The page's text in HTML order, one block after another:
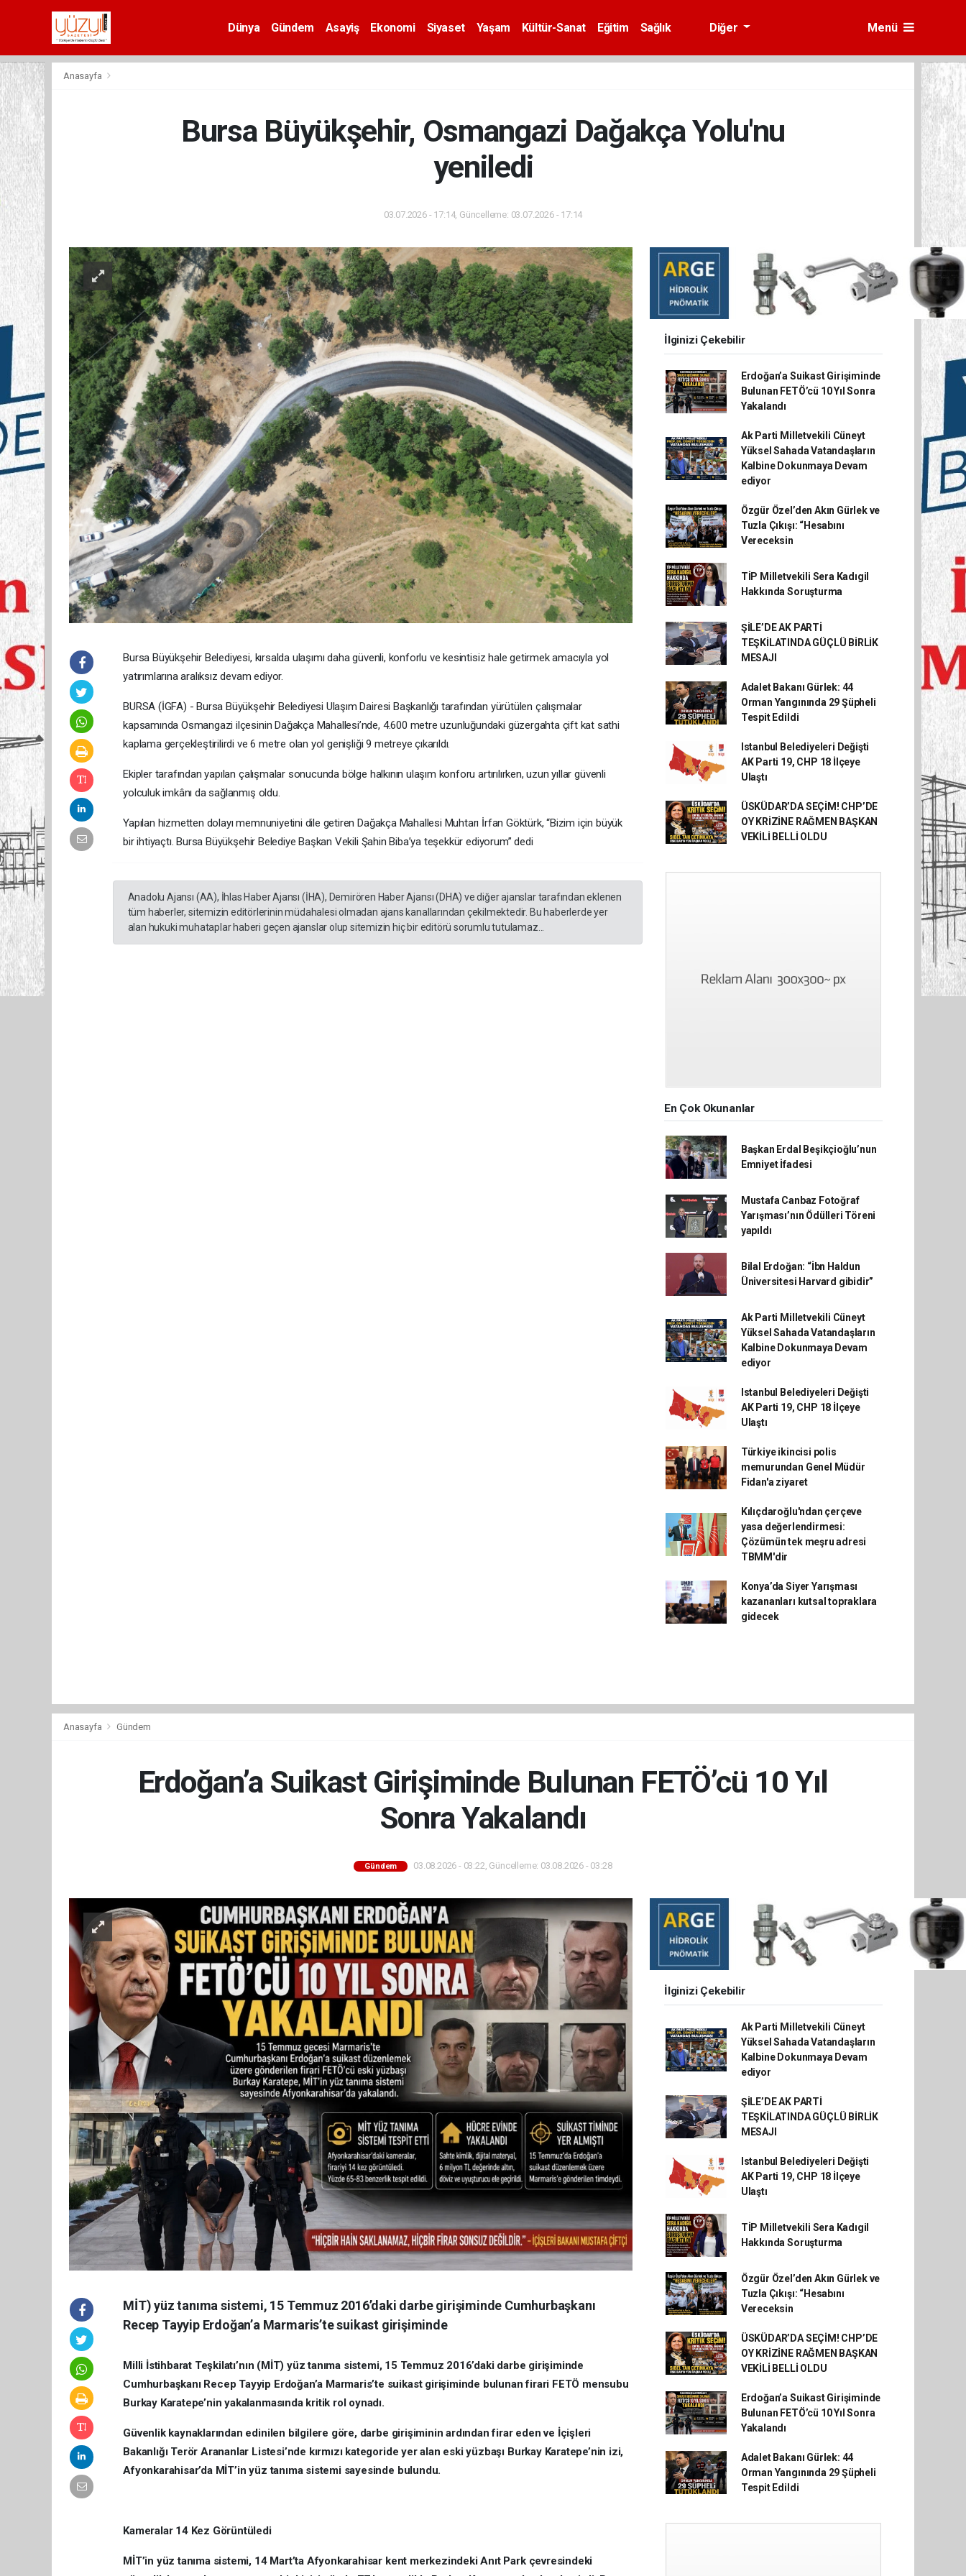
Dünya Gündem Asayiş Ekonomi Siyaset Yaşam Kültür-Sanat Eğitim
Sağlık
Diğer Menü
Anasayfa
Bursa Büyükşehir, Osmangazi Dağakça Yolu'nu
yeniledi
03.07.2026 - 17:14, Güncelleme: 03.07.2026 - 17:14
Bursa Büyükşehir Belediyesi, kırsalda ulaşımı daha güvenli, konforlu ve kesintisiz hale getirmek amacıyla yol
yatırımlarına aralıksız devam ediyor.
BURSA (İGFA) - Bursa Büyükşehir Belediyesi Ulaşım Dairesi Başkanlığı tarafından yürütülen çalışmalar
kapsamında Osmangazi ilçesinin Dağakça Mahallesi’nde, 4.600 metre uzunluğundaki güzergahta çift kat sathi
kaplama gerçekleştirilirdi ve 6 metre olan yol genişliği 9 metreye çıkarıldı.
Ekipler tarafından yapılan çalışmalar sonucunda bölge halkının ulaşım konforu artırılırken, uzun yıllar güvenli
yolculuk imkânı da sağlanmış oldu.
Yapılan hizmetten dolayı memnuniyetini dile getiren Dağakça Mahallesi Muhtarı İrfan Göktürk, “Bizim için büyük
bir ihtiyaçtı. Bursa Büyükşehir Belediye Başkan Vekili Şahin Biba’ya teşekkür ediyorum” dedi
Anadolu Ajansı (AA), İhlas Haber Ajansı (İHA), Demirören Haber Ajansı (DHA) ve diğer ajanslar tarafından eklenen
tüm haberler, sitemizin editörlerinin müdahalesi olmadan ajans kanallarından çekilmektedir. Bu haberlerde yer
alan hukuki muhataplar haberi geçen ajanslar olup sitemizin hiç bir editörü sorumlu tutulamaz...
İlginizi Çekebilir
Erdoğan’a Suikast Girişiminde
Bulunan FETÖ’cü 10 Yıl Sonra
Yakalandı
Ak Parti Milletvekili Cüneyt
Yüksel Sahada Vatandaşların
Kalbine Dokunmaya Devam
ediyor
Özgür Özel’den Akın Gürlek ve
Tuzla Çıkışı: “Hesabını
Vereceksin
TİP Milletvekili Sera Kadıgil
Hakkında Soruşturma
ŞİLE’DE AK PARTİ
TEŞKİLATINDA GÜÇLÜ BİRLİK
MESAJI
Adalet Bakanı Gürlek: 44
Orman Yangınında 29 Şüpheli
Tespit Edildi
Istanbul Belediyeleri Değişti
AK Parti 19, CHP 18 İlçeye
Ulaştı
ÜSKÜDAR’DA SEÇİM! CHP’DE
OY KRİZİNE RAĞMEN BAŞKAN
VEKİLİ BELLİ OLDU
En Çok Okunanlar
Başkan Erdal Beşikçioğlu’nun
Emniyet İfadesi
Mustafa Canbaz Fotoğraf
Yarışması’nın Ödülleri Töreni
yapıldı
Bilal Erdoğan: “İbn Haldun
Üniversitesi Harvard gibidir”
Ak Parti Milletvekili Cüneyt
Yüksel Sahada Vatandaşların
Kalbine Dokunmaya Devam
ediyor
Istanbul Belediyeleri Değişti
AK Parti 19, CHP 18 İlçeye
Ulaştı
Türkiye ikincisi polis
memurundan Genel Müdür
Fidan'a ziyaret
Kılıçdaroğlu'ndan çerçeve
yasa değerlendirmesi:
Çözümün tek meşru adresi
TBMM'dir
Konya’da Siyer Yarışması
kazananları kutsal topraklara
gidecek
Anasayfa Gündem
Erdoğan’a Suikast Girişiminde Bulunan FETÖ’cü 10 Yıl
Sonra Yakalandı
Gündem 03.08.2026 - 03:22, Güncelleme: 03.08.2026 - 03:28
MİT) yüz tanıma sistemi, 15 Temmuz 2016’daki darbe girişiminde Cumhurbaşkanı
Recep Tayyip Erdoğan’a Marmaris’te suikast girişiminde
Milli İstihbarat Teşkilatı’nın (MİT) yüz tanıma sistemi, 15 Temmuz 2016’daki darbe girişiminde
Cumhurbaşkanı Recep Tayyip Erdoğan’a Marmaris’te suikast girişiminde bulunan firari FETÖ mensubu
Burkay Karatepe’nin yakalanmasında kritik rol oynadı.
Güvenlik kaynaklarından edinilen bilgilere göre, darbe girişiminin ardından firar eden ve İçişleri
Bakanlığı Terör Arananlar Listesi’nde kırmızı kategoride yer alan eski yüzbaşı Burkay Karatepe’nin izi,
Afyonkarahisar’da MİT’in yüz tanıma sistemi sayesinde bulundu.
Kameralar 14 Kez Görüntüledi
MİT’in yüz tanıma sistemi, 14 Mart’ta Afyonkarahisar kent merkezindeki Anıt Park çevresindeki
İlginizi Çekebilir
Ak Parti Milletvekili Cüneyt
Yüksel Sahada Vatandaşların
Kalbine Dokunmaya Devam
ediyor
ŞİLE’DE AK PARTİ
TEŞKİLATINDA GÜÇLÜ BİRLİK
MESAJI
Istanbul Belediyeleri Değişti
AK Parti 19, CHP 18 İlçeye
Ulaştı
TİP Milletvekili Sera Kadıgil
Hakkında Soruşturma
Özgür Özel’den Akın Gürlek ve
Tuzla Çıkışı: “Hesabını
Vereceksin
ÜSKÜDAR’DA SEÇİM! CHP’DE
OY KRİZİNE RAĞMEN BAŞKAN
VEKİLİ BELLİ OLDU
Erdoğan’a Suikast Girişiminde
Bulunan FETÖ’cü 10 Yıl Sonra
Yakalandı
Adalet Bakanı Gürlek: 44
Orman Yangınında 29 Şüpheli
Tespit Edildi